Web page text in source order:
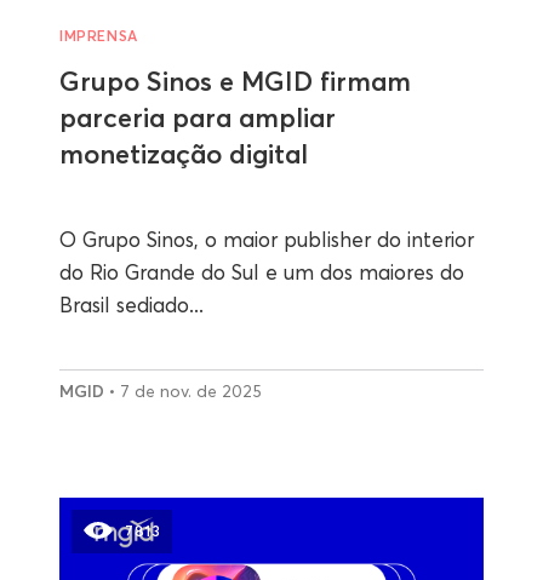
IMPRENSA
Grupo Sinos e MGID firmam
parceria para ampliar
monetização digital
O Grupo Sinos, o maior publisher do interior
do Rio Grande do Sul e um dos maiores do
Brasil sediado...
MGID • 7 de nov. de 2025
7813